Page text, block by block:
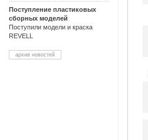
Поступление пластиковых
сборных моделей
Поступили модели и краска
REVELL
архив новостей